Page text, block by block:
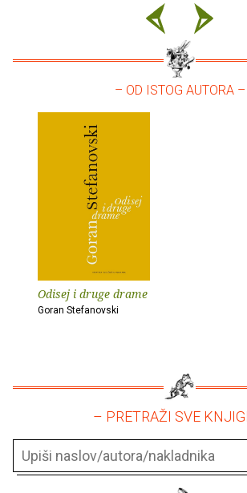
– OD ISTOG AUTORA –
Odisej i druge drame
Goran Stefanovski
– PRETRAŽI SVE